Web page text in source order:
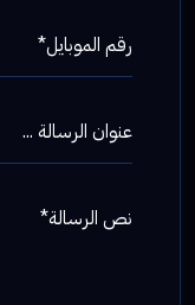
رقم الموبايل*
عنوان الرسالة ...
نص الرسالة*